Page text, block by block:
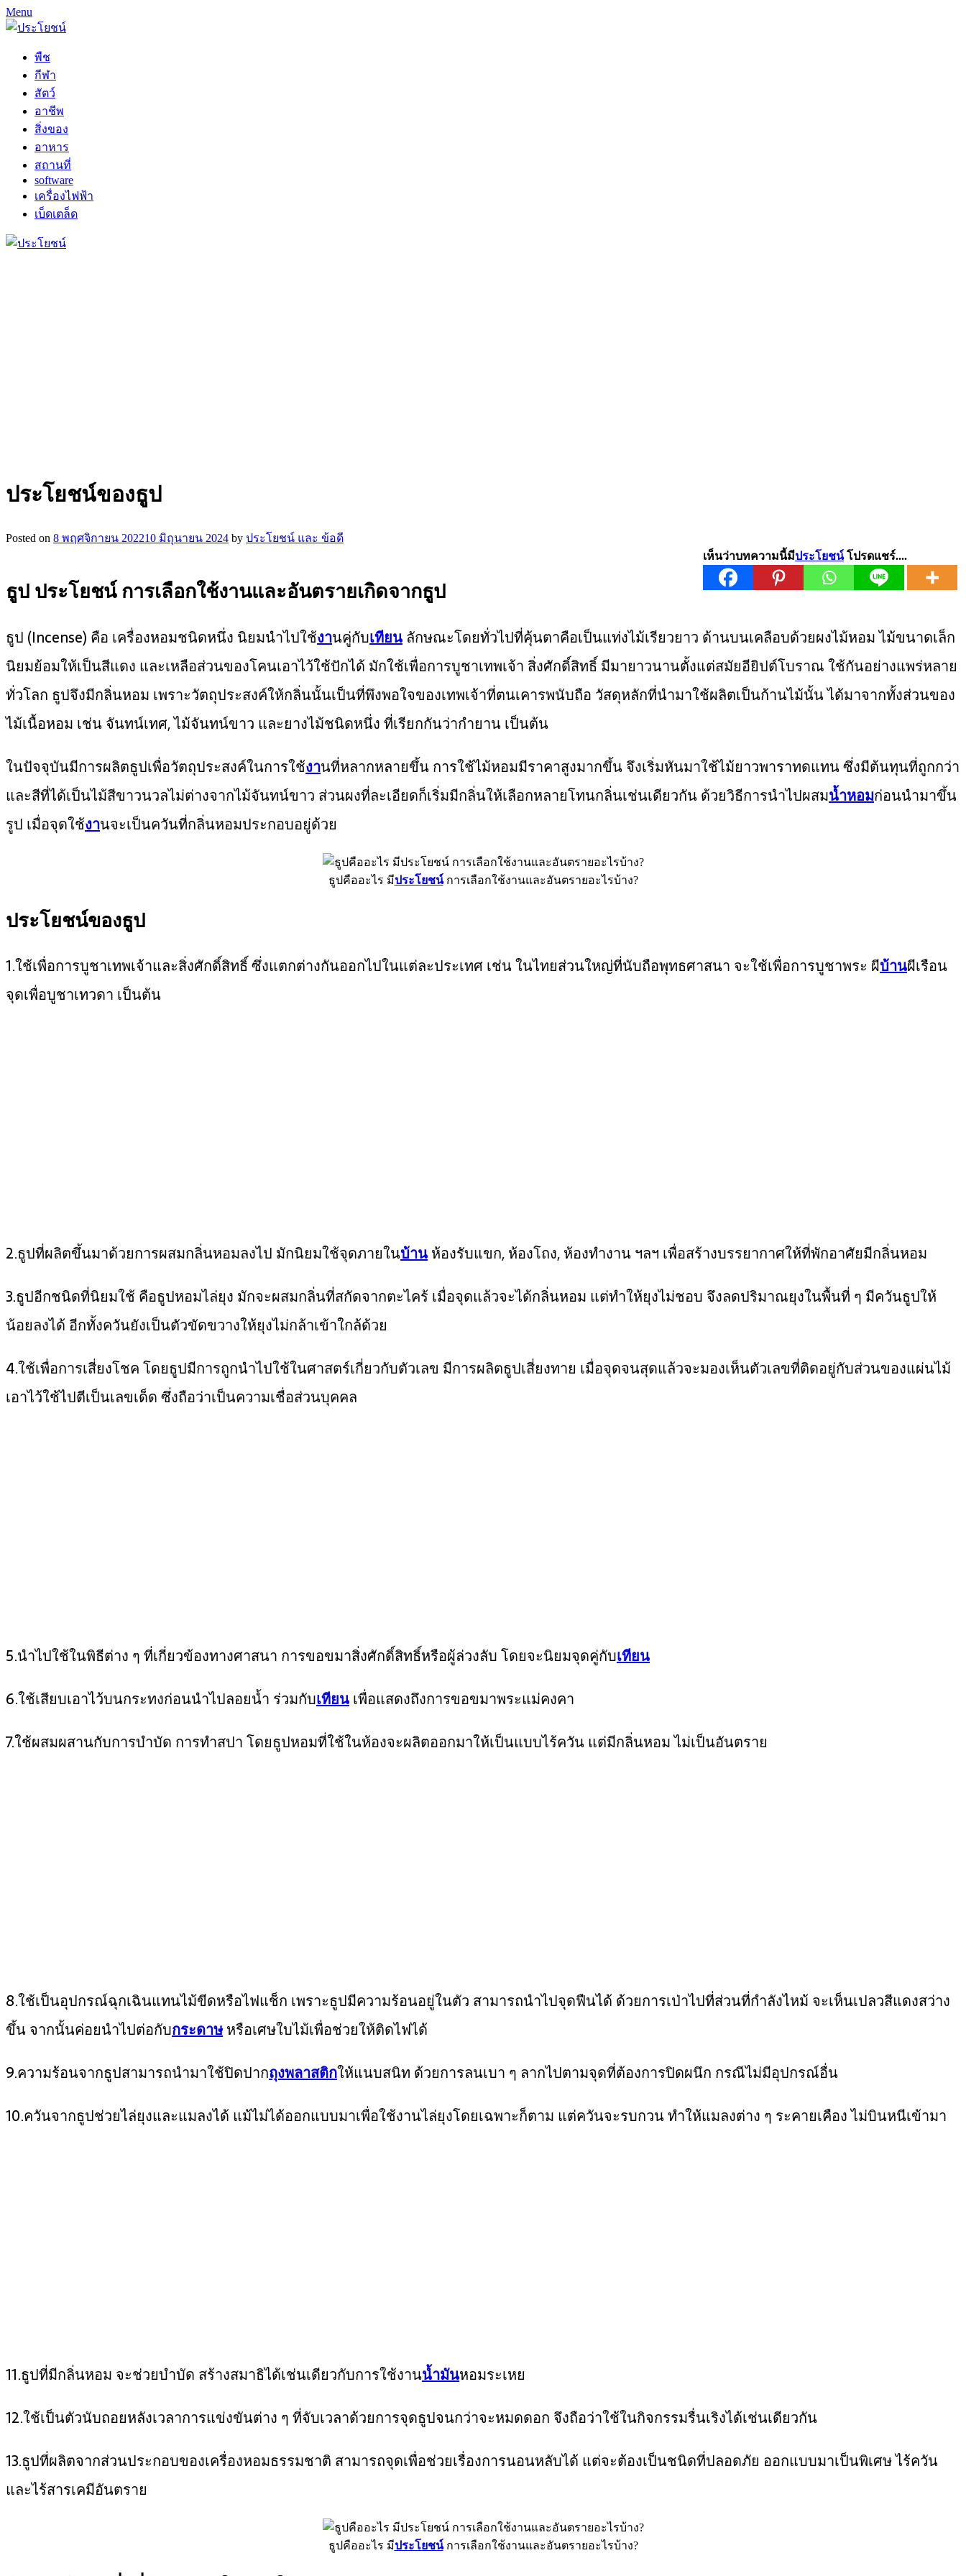
Menu
พืช
กีฬา
สัตว์
อาชีพ
สิ่งของ
อาหาร
สถานที่
software
เครื่องไฟฟ้า
เบ็ดเตล็ด
ประโยชน์ของธูป
Posted on 8 พฤศจิกายน 202210 มิถุนายน 2024 by ประโยชน์ และ ข้อดี
เห็นว่าบทความนี้มีประโยชน์โปรดแชร์....
ธูป ประโยชน์ การเลือกใช้งานและอันตรายเกิดจากธูป
ธูป (Incense) คือ เครื่องหอมชนิดหนึ่ง นิยมนำไปใช้งานคู่กับเทียนลักษณะโดยทั่วไปที่คุ้นตาคือเป็นแท่งไม้เรียวยาว ด้านบนเคลือบด้วยผงไม้หอม ไม้ขนาดเล็ก
นิยมย้อมให้เป็นสีแดง และเหลือส่วนของโคนเอาไว้ใช้ปักได้ มักใช้เพื่อการบูชาเทพเจ้า สิ่งศักดิ์สิทธิ์ มีมายาวนานตั้งแต่สมัยอียิปต์โบราณ ใช้กันอย่างแพร่หลาย
ทั่วโลก ธูปจึงมีกลิ่นหอม เพราะวัตถุประสงค์ให้กลิ่นนั้นเป็นที่พึงพอใจของเทพเจ้าที่ตนเคารพนับถือ วัสดุหลักที่นำมาใช้ผลิตเป็นก้านไม้นั้น ได้มาจากทั้งส่วนของ
ไม้เนื้อหอม เช่น จันทน์เทศ, ไม้จันทน์ขาว และยางไม้ชนิดหนึ่ง ที่เรียกกันว่ากำยาน เป็นต้น
ในปัจจุบันมีการผลิตธูปเพื่อวัตถุประสงค์ในการใช้งานที่หลากหลายขึ้น การใช้ไม้หอมมีราคาสูงมากขึ้น จึงเริ่มหันมาใช้ไม้ยาวพาราทดแทน ซึ่งมีต้นทุนที่ถูกกว่า
และสีที่ได้เป็นไม้สีขาวนวลไม่ต่างจากไม้จันทน์ขาว ส่วนผงที่ละเอียดก็เริ่มมีกลิ่นให้เลือกหลายโทนกลิ่นเช่นเดียวกัน ด้วยวิธีการนำไปผสมน้ำหอมก่อนนำมาขึ้น
รูป เมื่อจุดใช้งานจะเป็นควันที่กลิ่นหอมประกอบอยู่ด้วย
ธูปคืออะไร มีประโยชน์การเลือกใช้งานและอันตรายอะไรบ้าง?
ประโยชน์ของธูป
1.ใช้เพื่อการบูชาเทพเจ้าและสิ่งศักดิ์สิทธิ์ ซึ่งแตกต่างกันออกไปในแต่ละประเทศ เช่น ในไทยส่วนใหญ่ที่นับถือพุทธศาสนา จะใช้เพื่อการบูชาพระ ผีบ้านผีเรือน
จุดเพื่อบูชาเทวดา เป็นต้น
2.ธูปที่ผลิตขึ้นมาด้วยการผสมกลิ่นหอมลงไป มักนิยมใช้จุดภายในบ้านห้องรับแขก, ห้องโถง, ห้องทำงาน ฯลฯ เพื่อสร้างบรรยากาศให้ที่พักอาศัยมีกลิ่นหอม
3.ธูปอีกชนิดที่นิยมใช้ คือธูปหอมไล่ยุง มักจะผสมกลิ่นที่สกัดจากตะไคร้ เมื่อจุดแล้วจะได้กลิ่นหอม แต่ทำให้ยุงไม่ชอบ จึงลดปริมาณยุงในพื้นที่ ๆ มีควันธูปให้
น้อยลงได้ อีกทั้งควันยังเป็นตัวขัดขวางให้ยุงไม่กล้าเข้าใกล้ด้วย
4.ใช้เพื่อการเสี่ยงโชค โดยธูปมีการถูกนำไปใช้ในศาสตร์เกี่ยวกับตัวเลข มีการผลิตธูปเสี่ยงทาย เมื่อจุดจนสุดแล้วจะมองเห็นตัวเลขที่ติดอยู่กับส่วนของแผ่นไม้
เอาไว้ใช้ไปตีเป็นเลขเด็ด ซึ่งถือว่าเป็นความเชื่อส่วนบุคคล
5.นำไปใช้ในพิธีต่าง ๆ ที่เกี่ยวข้องทางศาสนา การขอขมาสิ่งศักดิ์สิทธิ์หรือผู้ล่วงลับ โดยจะนิยมจุดคู่กับเทียน
6.ใช้เสียบเอาไว้บนกระทงก่อนนำไปลอยน้ำ ร่วมกับเทียนเพื่อแสดงถึงการขอขมาพระแม่คงคา
7.ใช้ผสมผสานกับการบำบัด การทำสปา โดยธูปหอมที่ใช้ในห้องจะผลิตออกมาให้เป็นแบบไร้ควัน แต่มีกลิ่นหอม ไม่เป็นอันตราย
8.ใช้เป็นอุปกรณ์ฉุกเฉินแทนไม้ขีดหรือไฟแช็ก เพราะธูปมีความร้อนอยู่ในตัว สามารถนำไปจุดฟืนได้ ด้วยการเป่าไปที่ส่วนที่กำลังไหม้ จะเห็นเปลวสีแดงสว่าง
ขึ้น จากนั้นค่อยนำไปต่อกับกระดาษหรือเศษใบไม้เพื่อช่วยให้ติดไฟได้
9.ความร้อนจากธูปสามารถนำมาใช้ปิดปากถุงพลาสติกให้แนบสนิท ด้วยการลนเบา ๆ ลากไปตามจุดที่ต้องการปิดผนึก กรณีไม่มีอุปกรณ์อื่น
10.ควันจากธูปช่วยไล่ยุงและแมลงได้ แม้ไม่ได้ออกแบบมาเพื่อใช้งานไล่ยุงโดยเฉพาะก็ตาม แต่ควันจะรบกวน ทำให้แมลงต่าง ๆ ระคายเคือง ไม่บินหนีเข้ามา
11.ธูปที่มีกลิ่นหอม จะช่วยบำบัด สร้างสมาธิได้เช่นเดียวกับการใช้งานน้ำมันหอมระเหย
12.ใช้เป็นตัวนับถอยหลังเวลาการแข่งขันต่าง ๆ ที่จับเวลาด้วยการจุดธูปจนกว่าจะหมดดอก จึงถือว่าใช้ในกิจกรรมรื่นเริงได้เช่นเดียวกัน
13.ธูปที่ผลิตจากส่วนประกอบของเครื่องหอมธรรมชาติ สามารถจุดเพื่อช่วยเรื่องการนอนหลับได้ แต่จะต้องเป็นชนิดที่ปลอดภัย ออกแบบมาเป็นพิเศษ ไร้ควัน
และไร้สารเคมีอันตราย
ธูปคืออะไร มีประโยชน์การเลือกใช้งานและอันตรายอะไรบ้าง?